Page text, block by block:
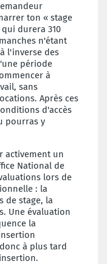
ton « stage
qui durera 310
n'étant
l'inverse des
période
à
sans
Après ces
d'accès
pourras y
activement un
National de
lors de
: la
de stage, la
Une évaluation
la
à plus tard